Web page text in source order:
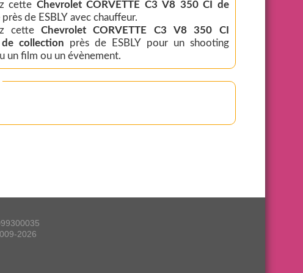
cette Chevrolet CORVETTE C3 V8 350 CI de
près de ESBLY avec chauffeur.
cette Chevrolet CORVETTE C3 V8 350 CI
collection près de ESBLY pour un shooting
un film ou un évènement.
2026